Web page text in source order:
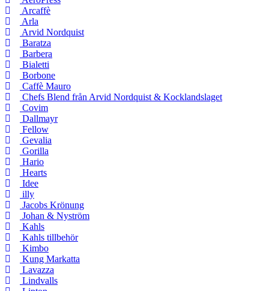
Arcaffè
Arla
Arvid Nordquist
Baratza
Barbera
Bialetti
Borbone
Caffè Mauro
Chefs Blend från Arvid Nordquist & Kocklandslaget
Covim
Dallmayr
Fellow
Gevalia
Gorilla
Hario
Hearts
Idee
illy
Jacobs Krönung
Johan & Nyström
Kahls
Kahls tillbehör
Kimbo
Kung Markatta
Lavazza
Lindvalls